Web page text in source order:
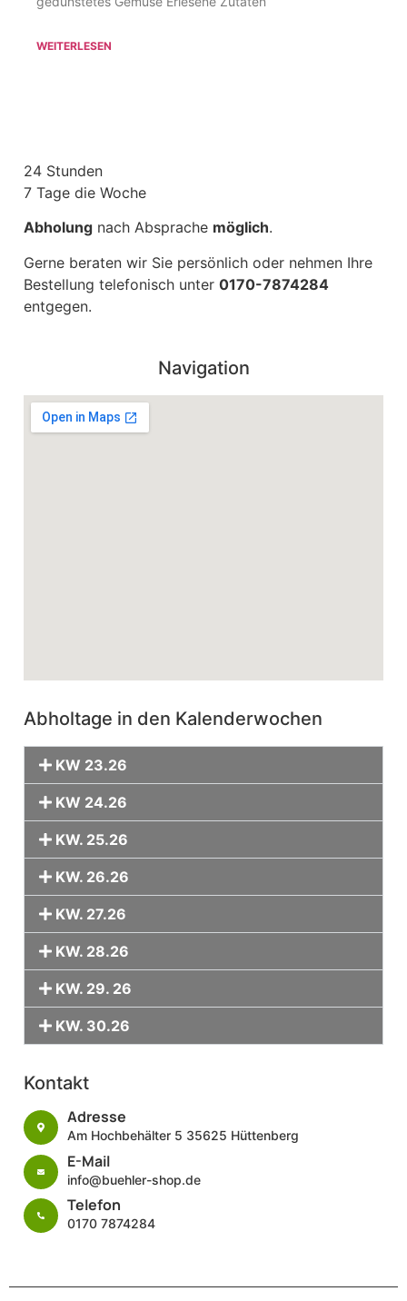
WEITERLESEN
24 Stunden
7 Tage die Woche
Abholung nach Absprache möglich.
Gerne beraten wir Sie persönlich oder nehmen Ihre
Bestellung telefonisch unter 0170-7874284
entgegen.
Navigation
Abholtage in den Kalenderwochen
KW 23.26
KW 24.26
KW. 25.26
KW. 26.26
KW. 27.26
KW. 28.26
KW. 29. 26
KW. 30.26
Kontakt
Adresse
Am Hochbehälter 5 35625 Hüttenberg
E-Mail
info@buehler-shop.de
Telefon
0170 7874284